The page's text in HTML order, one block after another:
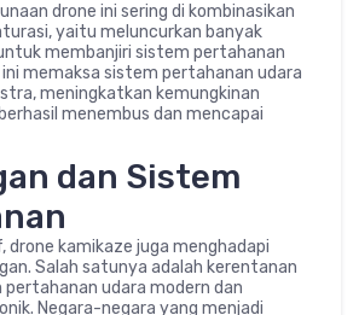
drone ini sering di kombinasikan
yaitu meluncurkan banyak
membanjiri sistem pertahanan
memaksa sistem pertahanan udara
meningkatkan kemungkinan
menembus dan mencapai
dan Sistem
drone kamikaze juga menghadapi
Salah satunya adalah kerentanan
udara modern dan
Negara-negara yang menjadi